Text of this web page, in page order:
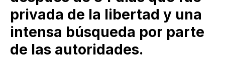
privada de la libertad y una
intensa búsqueda por parte
de las autoridades.